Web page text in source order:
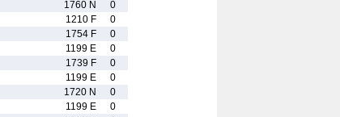
1760 N
0
1210 F
0
1754 F
0
1199 E
0
1739 F
0
1199 E
0
1720 N
0
1199 E
0